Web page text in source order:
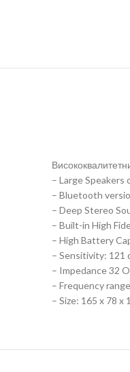
– Large Speakers
– Bluetooth
– Deep Stereo
– Built-in High
– High Battery
– Sensitivity: 121
– Impedance 32
– Frequency
– Size: 165 x 78 x